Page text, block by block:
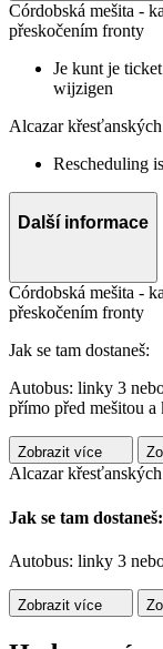
Córdobská mešita -
přeskočením fronty
Je kunt je
wijzigen
Alcazar
Rescheduling
Další informace
Córdobská mešita -
přeskočením fronty
Jak se tam dostaneš:
Autobus: linky 3
přímo před mešitou a
Zobrazit více
Alcazar
Jak se tam dostaneš:
Autobus: linky 3
Zobrazit více